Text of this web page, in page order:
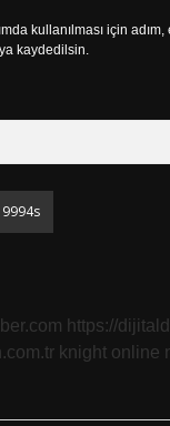
kullanılması için
kaydedilsin.
https://
knight online